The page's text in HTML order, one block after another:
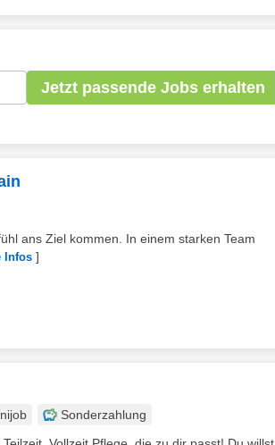
Jetzt passende Jobs erhalten
ans Ziel kommen. In einem starken Team
Infos ]
Sonderzahlung